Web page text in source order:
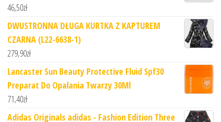
46,50zł
DWUSTRONNA DŁUGA KURTKA Z KAPTUREM
CZARNA (L22-6638-1)
279,90zł
Lancaster Sun Beauty Protective Fluid Spf30
Preparat Do Opalania Twarzy 30Ml
71,40zł
Adidas Originals adidas - Fashion Edition Three